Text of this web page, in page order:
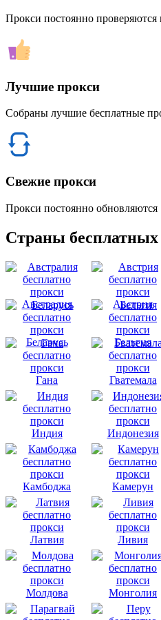
Прокси постоянно проверяются
Лучшие прокси
Собраны лучшие бесплатные
Свежие прокси
Прокси постоянно обновляются
Страны бесплатных
Австралия Австрия
Беларусь Бельгия
Гана Гватемала
Индия Индонезия
Камбоджа Камерун
Латвия Ливия
Молдова Монголия